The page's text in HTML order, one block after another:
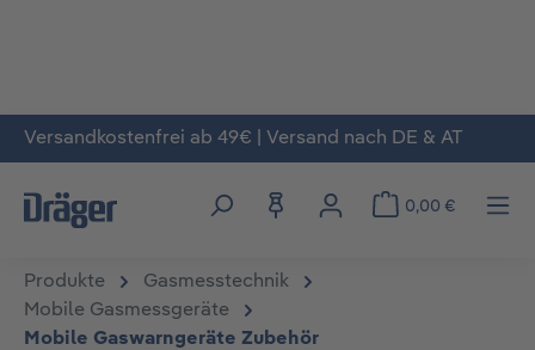
Zum Hauptinhalt springen
Versandkostenfrei ab 49€ | Versand nach DE & AT
0,00 €
Produkte
Gasmesstechnik
Mobile Gasmessgeräte
Mobile Gaswarngeräte Zubehör